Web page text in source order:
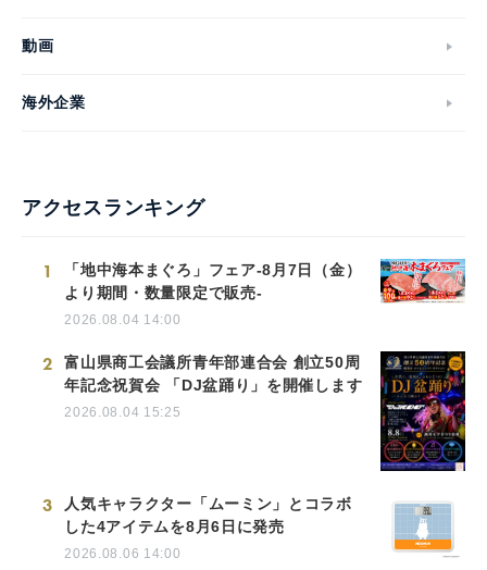
動画
海外企業
アクセスランキング
1
「地中海本まぐろ」フェア-8月7日（金）
より期間・数量限定で販売-
2026.08.04 14:00
2
富山県商工会議所青年部連合会 創立50周
年記念祝賀会 「DJ盆踊り」を開催します
2026.08.04 15:25
3
人気キャラクター「ムーミン」とコラボ
した4アイテムを8月6日に発売
2026.08.06 14:00